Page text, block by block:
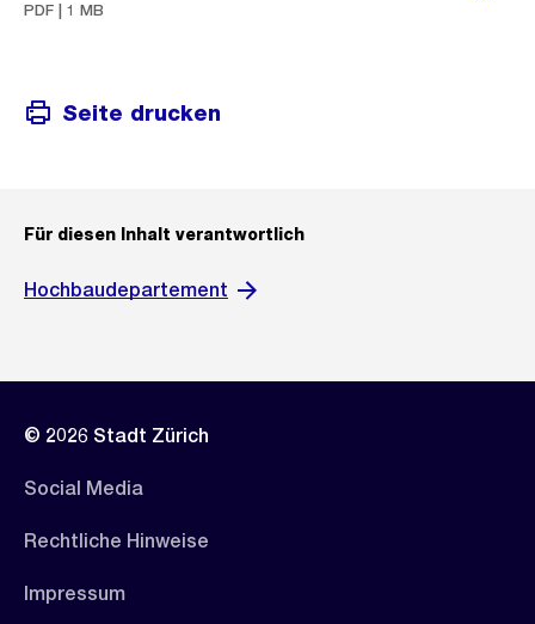
PDF | 1 MB
Seite drucken
Für diesen Inhalt verantwortlich
Hochbaudepartement
© 2026 Stadt Zürich
Social Media
Rechtliche Hinweise
Impressum